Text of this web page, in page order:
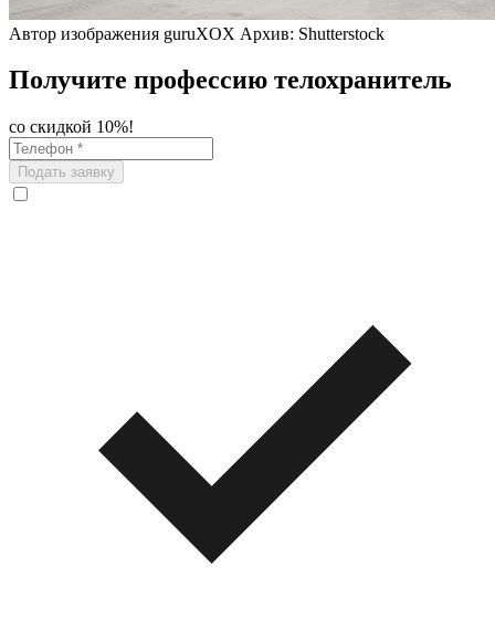
Автор изображения guruXOX Архив: Shutterstock
Получите профессию телохранитель
со скидкой 10%!
Подать заявку